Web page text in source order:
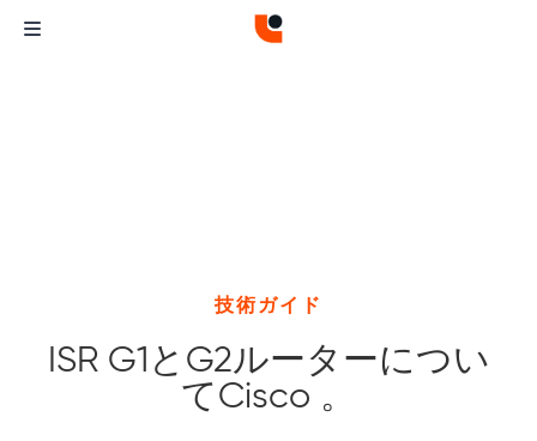
技術ガイド
ISR G1とG2ルーターについ
てCisco 。